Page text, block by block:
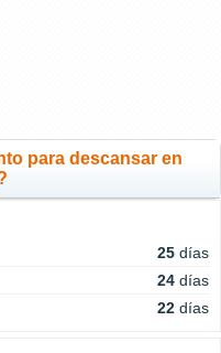
para descansar en
25 días
24 días
22 días